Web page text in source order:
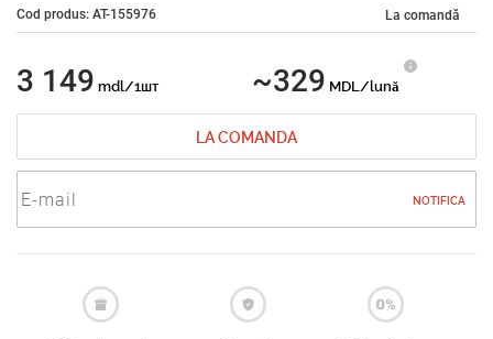
Cod produs: AT-155976 La comandă
3 149 mdl/1шт ~329 MDL/lună
LA COMANDA
NOTIFICA